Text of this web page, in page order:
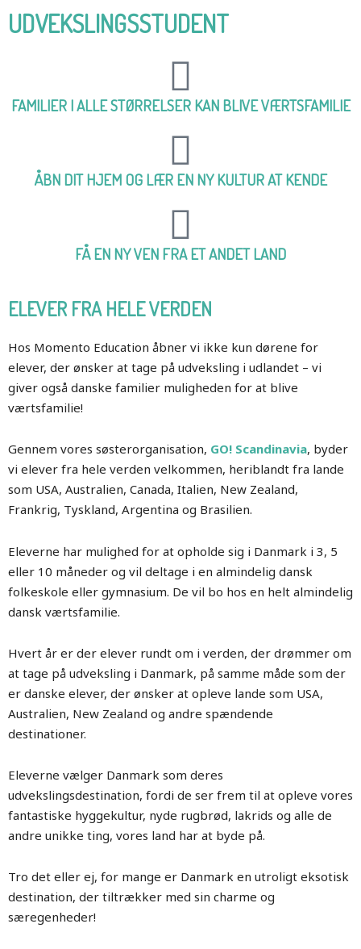
UDVEKSLINGSSTUDENT
FAMILIER I ALLE STØRRELSER KAN BLIVE VÆRTSFAMILIE
ÅBN DIT HJEM OG LÆR EN NY KULTUR AT KENDE
FÅ EN NY VEN FRA ET ANDET LAND
ELEVER FRA HELE VERDEN
Hos Momento Education åbner vi ikke kun dørene for
elever, der ønsker at tage på udveksling i udlandet – vi
giver også danske familier muligheden for at blive
værtsfamilie!
Gennem vores søsterorganisation, GO! Scandinavia, byder
vi elever fra hele verden velkommen, heriblandt fra lande
som USA, Australien, Canada, Italien, New Zealand,
Frankrig, Tyskland, Argentina og Brasilien.
Eleverne har mulighed for at opholde sig i Danmark i 3, 5
eller 10 måneder og vil deltage i en almindelig dansk
folkeskole eller gymnasium. De vil bo hos en helt almindelig
dansk værtsfamilie.
Hvert år er der elever rundt om i verden, der drømmer om
at tage på udveksling i Danmark, på samme måde som der
er danske elever, der ønsker at opleve lande som USA,
Australien, New Zealand og andre spændende
destinationer.
Eleverne vælger Danmark som deres
udvekslingsdestination, fordi de ser frem til at opleve vores
fantastiske hyggekultur, nyde rugbrød, lakrids og alle de
andre unikke ting, vores land har at byde på.
Tro det eller ej, for mange er Danmark en utroligt eksotisk
destination, der tiltrækker med sin charme og
særegenheder!